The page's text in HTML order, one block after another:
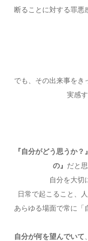
断ることに対する罪悪
でも、その出来事をき
実感
『自分がどう思うか？』
の』 だと
自分を大切
日常で起こること、
あらゆる場面で常に「
自分が何を望んでいて